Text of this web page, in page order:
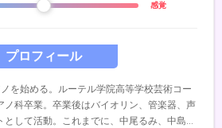
プロフィール
を始める。ルーテル学院高等学校芸術コー
ノ科卒業。卒業後はバイオリン、管楽器、声
して活動。これまでに、中尾るみ、中島和
感覚